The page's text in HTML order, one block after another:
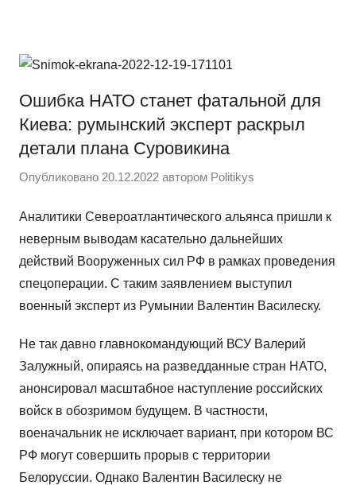
содержимому
сайт
WordPress
Ошибка НАТО станет фатальной для
Киева: румынский эксперт раскрыл
детали плана Суровикина
Опубликовано 20.12.2022 автором Politikys
Аналитики Североатлантического альянса пришли к
неверным выводам касательно дальнейших
действий Вооруженных сил РФ в рамках проведения
спецоперации. С таким заявлением выступил
военный эксперт из Румынии Валентин Василеску.
Не так давно главнокомандующий ВСУ Валерий
Залужный, опираясь на разведданные стран НАТО,
анонсировал масштабное наступление российских
войск в обозримом будущем. В частности,
военачальник не исключает вариант, при котором ВС
РФ могут совершить прорыв с территории
Белоруссии. Однако Валентин Василеску не